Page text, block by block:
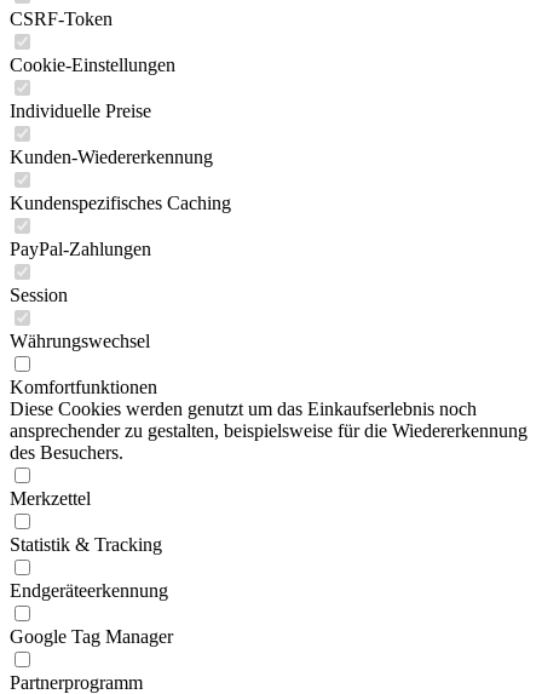
CSRF-Token
Cookie-Einstellungen
Individuelle Preise
Kunden-Wiedererkennung
Kundenspezifisches Caching
PayPal-Zahlungen
Session
Währungswechsel
Komfortfunktionen
Diese Cookies werden genutzt um das Einkaufserlebnis noch
ansprechender zu gestalten, beispielsweise für die Wiedererkennung
des Besuchers.
Merkzettel
Statistik & Tracking
Endgeräteerkennung
Google Tag Manager
Partnerprogramm